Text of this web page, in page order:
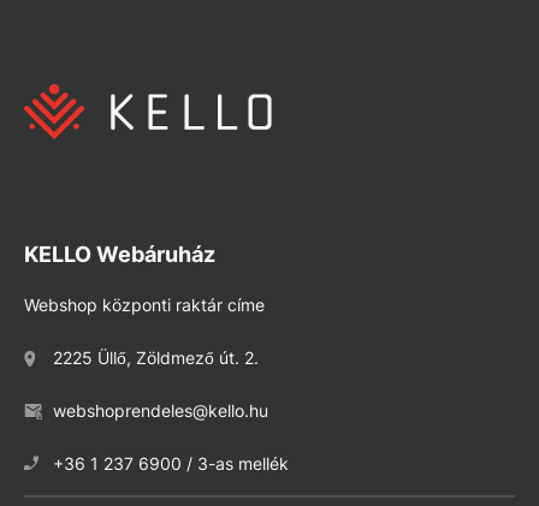
KELLO Webáruház
Webshop központi raktár címe
2225 Üllő, Zöldmező út. 2.
webshoprendeles@kello.hu
+36 1 237 6900 / 3-as mellék